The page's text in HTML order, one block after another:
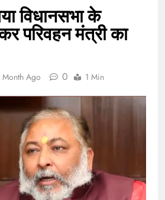
विधानसभा के
परिवहन मंत्री का
Month Ago 0 1 Min